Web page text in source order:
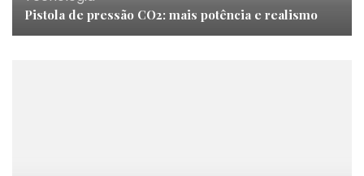
Pistola de pressão CO2: mais potência e realismo